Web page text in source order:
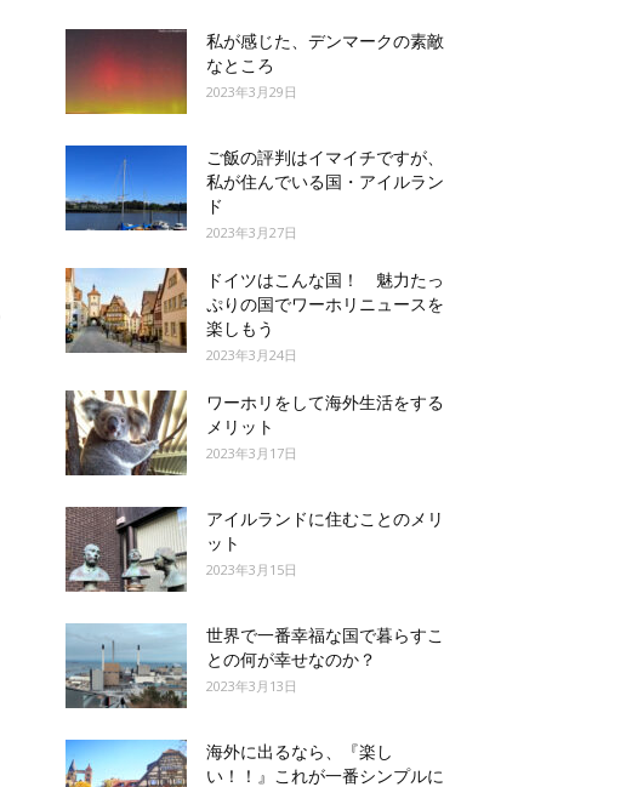
私が感じた、デンマークの素敵
なところ
2023年3月29日
ご飯の評判はイマイチですが、
私が住んでいる国・アイルラン
ド
2023年3月27日
ドイツはこんな国！ 魅力たっ
ぷりの国でワーホリニュースを
楽しもう
2023年3月24日
ワーホリをして海外生活をする
メリット
2023年3月17日
アイルランドに住むことのメリ
ット
2023年3月15日
世界で一番幸福な国で暮らすこ
との何が幸せなのか？
2023年3月13日
海外に出るなら、『楽し
い！！』これが一番シンプルに